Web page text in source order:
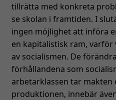
tillrätta med konkreta
se skolan i framtiden. I
ingen möjlighet att införa
en kapitalistisk ram,
av socialismen. De
förhållandena som
arbetarklassen tar makten
produktionen, innebär